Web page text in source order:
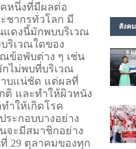
คหนึ่งที่มีผลต่อ
ชากรทั่วโลก มี
แดงนี้มักพบบริเวณ
ริเวณใดของ
ข้อพับต่าง ๆ เช่น
ไม่พบที่บริเวณ
าบแน่ชัด แต่ผลที่
ติ และทำให้ผิวหนัง
ำให้เกิดโรค
ะกอบบางอย่าง
จะมีสมาชิกอย่าง
29 ตุลาคมของทุก
สังคม